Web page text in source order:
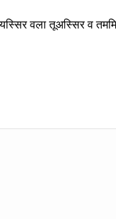
वला तूअस्सिर व